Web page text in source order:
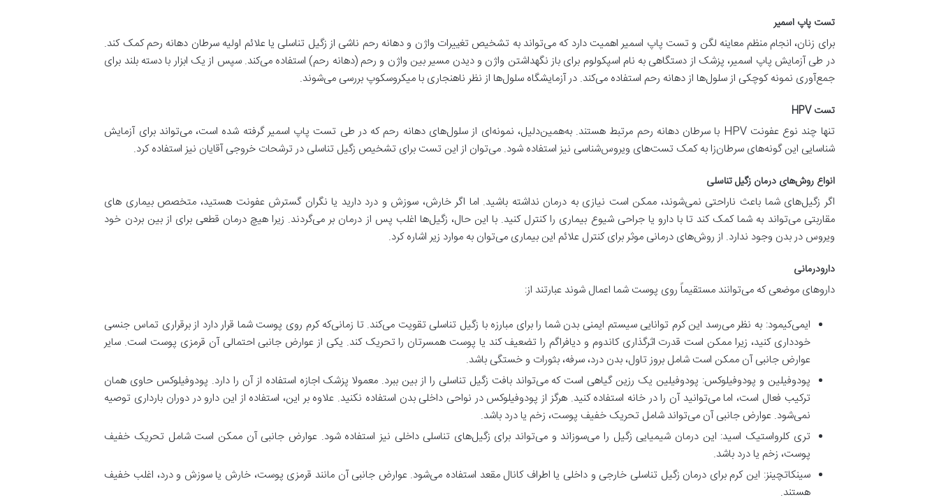
تست پاپ اسمیر
برای زنان، انجام منظم معاینه لگن و تست پاپ اسمیر اهمیت دارد که می‌تواند به تشخیص تغییرات واژن و دهانه رحم ناشی از زگیل تناسلی یا علائم اولیه سرطان دهانه رحم کمک کند.
در طی آزمایش پاپ اسمیر، پزشک از دستگاهی به نام اسپکولوم برای باز نگهداشتن واژن و دیدن مسیر بین واژن و رحم (دهانه رحم) استفاده می‌کند. سپس از یک ابزار با دسته بلند برای
جمع‌آوری نمونه کوچکی از سلول‌ها از دهانه رحم استفاده می‌کند. در آزمایشگاه سلول‌ها از نظر ناهنجاری با میکروسکوپ بررسی می‌شوند.
تست HPV
تنها چند نوع عفونت HPV با سرطان دهانه رحم مرتبط هستند. به‌همین‌دلیل، نمونه‌ای از سلول‌های دهانه رحم که در طی تست پاپ اسمیر گرفته شده است، می‌تواند برای آزمایش
شناسایی این گونه‌های سرطان‌زا به کمک تست‌های ویروس‌شناسی نیز استفاده شود. می‌توان از این تست برای تشخیص زگیل تناسلی در ترشحات خروجی آقایان نیز استفاده کرد.
انواع روش‌های درمان زگیل تناسلی
اگر زگیل‌های شما باعث ناراحتی نمی‌شوند، ممکن است نیازی به درمان نداشته باشید. اما اگر خارش، سوزش و درد دارید یا نگران گسترش عفونت هستید، متخصص بیماری های
مقاربتی می‌تواند به شما کمک کند تا با دارو یا جراحی شیوع بیماری را کنترل کنید. با این حال، زگیل‌ها اغلب پس از درمان بر می‌گردند. زیرا هیچ درمان قطعی برای از بین بردن خود
ویروس در بدن وجود ندارد. از روش‌های درمانی موثر برای کنترل علائم این بیماری می‌توان به موارد زیر اشاره کرد.
دارودرمانی
داروهای موضعی که می‌توانند مستقیماً روی پوست شما اعمال شوند عبارتند از:
ایمی‌کیمود: به نظر می‌رسد این کرم توانایی سیستم ایمنی بدن شما را برای مبارزه با زگیل تناسلی تقویت می‌کند. تا زمانی‌که کرم روی پوست شما قرار دارد از برقراری تماس جنسی
خودداری کنید، زیرا ممکن است قدرت اثرگذاری کاندوم و دیافراگم را تضعیف کند یا پوست همسرتان را تحریک کند. یکی از عوارض جانبی احتمالی آن قرمزی پوست است. سایر
عوارض جانبی آن ممکن است شامل بروز تاول، بدن درد، سرفه، بثورات و خستگی باشد.
پودوفیلین و پودوفیلوکس: پودوفیلین یک رزین گیاهی است که می‌تواند بافت زگیل تناسلی را از بین ببرد. معمولا پزشک اجازه استفاده از آن را دارد. پودوفیلوکس حاوی همان
ترکیب فعال است، اما می‌توانید آن را در خانه استفاده کنید. هرگز از پودوفیلوکس در نواحی داخلی بدن استفاده نکنید. علاوه بر این، استفاده از این دارو در دوران بارداری توصیه
نمی‌شود. عوارض جانبی آن می‌تواند شامل تحریک خفیف پوست، زخم یا درد باشد.
تری کلرواستیک اسید: این درمان شیمیایی زگیل را می‌سوزاند و می‌تواند برای زگیل‌های تناسلی داخلی نیز استفاده شود. عوارض جانبی آن ممکن است شامل تحریک خفیف
پوست، زخم یا درد باشد.
سینکاتچینز: این کرم برای درمان زگیل تناسلی خارجی و داخلی یا اطراف کانال مقعد استفاده می‌شود. عوارض جانبی آن مانند قرمزی پوست، خارش یا سوزش و درد، اغلب خفیف
هستند.